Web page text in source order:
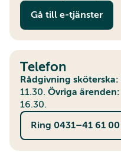
Gå till e-tjänster
Telefon
Rådgivning sköterska:
11.30. Övriga ärenden:
16.30.
Ring 0431–41 61 00